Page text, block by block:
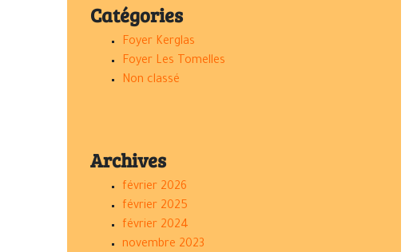
Catégories
Foyer Kerglas
Foyer Les Tomelles
Non classé
Archives
février 2026
février 2025
février 2024
novembre 2023